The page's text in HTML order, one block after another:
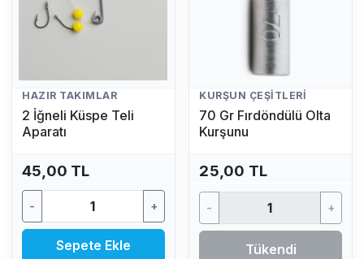
HAZIR TAKIMLAR
2 İğneli Küspe Teli
Aparatı
45,00 TL
- +
Sepete Ekle
KURŞUN ÇEŞITLERI
70 Gr Fırdöndülü Olta
Kurşunu
25,00 TL
- +
Tükendi